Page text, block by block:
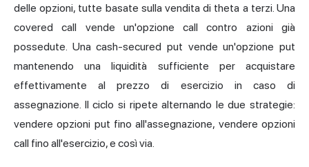
delle opzioni, tutte basate sulla vendita di theta a terzi. Una
covered call vende un'opzione call contro azioni già
possedute. Una cash-secured put vende un'opzione put
mantenendo una liquidità sufficiente per acquistare
effettivamente al prezzo di esercizio in caso di
assegnazione. Il ciclo si ripete alternando le due strategie:
vendere opzioni put fino all'assegnazione, vendere opzioni
call fino all'esercizio, e così via.